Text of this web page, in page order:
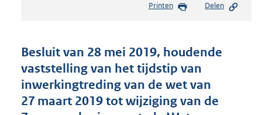
s
d
s
g
o
Printen Delen
Besluit van 28 mei 2019, houdende
vaststelling van het tijdstip van
inwerkingtreding van de wet van
27 maart 2019 tot wijziging van de